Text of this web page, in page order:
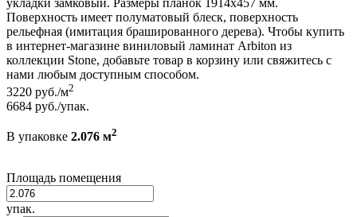
Поверхность имеет полуматовый блеск, поверхность
рельефная (имитация брашированного дерева). Чтобы купить
в интернет-магазине виниловый ламинат Arbiton из
коллекции Stone, добавьте товар в корзину или свяжитесь с
нами любым доступным способом.
3220 руб./м2
6684 руб./упак.
В упаковке 2.076 м2
Площадь помещения
упак.